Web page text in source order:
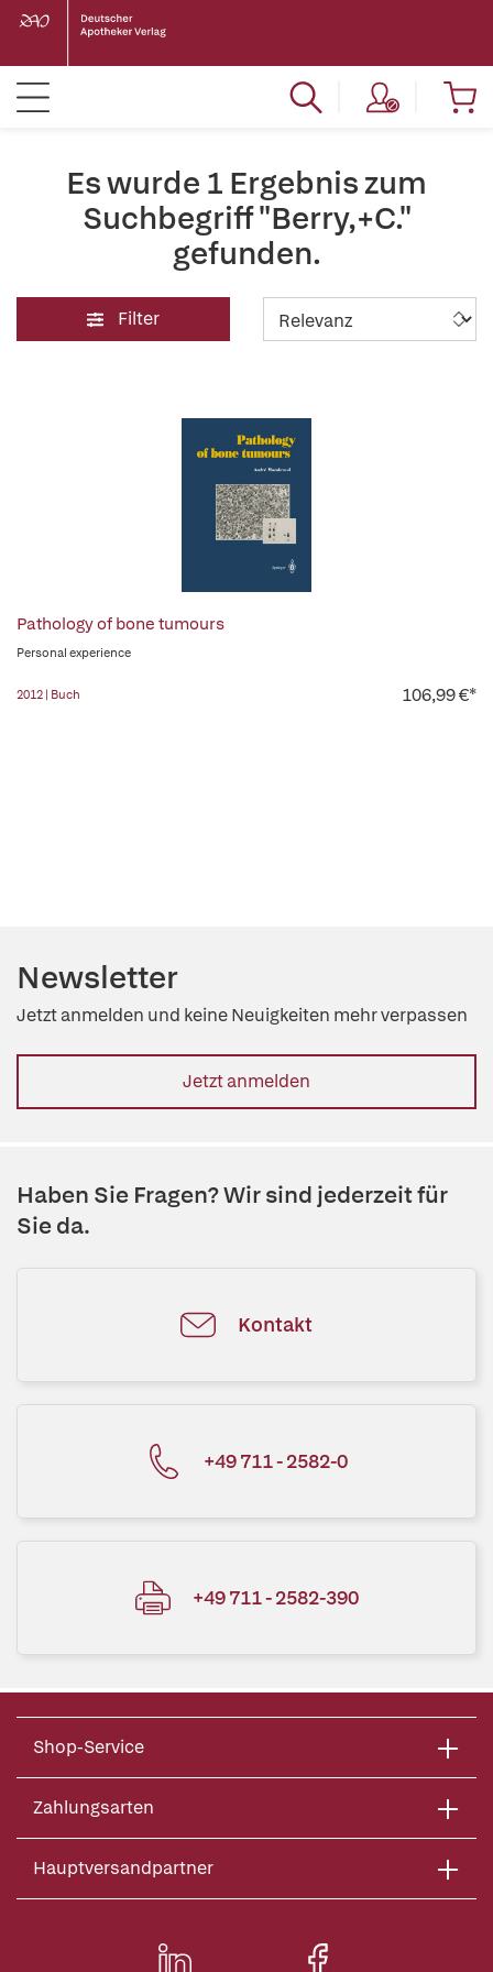
Es wurde 1 Ergebnis zum
Suchbegriff "Berry,+C."
gefunden.
Filter
Pathology of bone tumours
Personal experience
2012 | Buch 106,99 €*
Newsletter
Jetzt anmelden und keine Neuigkeiten mehr verpassen
Jetzt anmelden
Haben Sie Fragen? Wir sind jederzeit für
Sie da.
Kontakt
+49 711 - 2582-0
+49 711 - 2582-390
Shop-Service
Zahlungsarten
Hauptversandpartner